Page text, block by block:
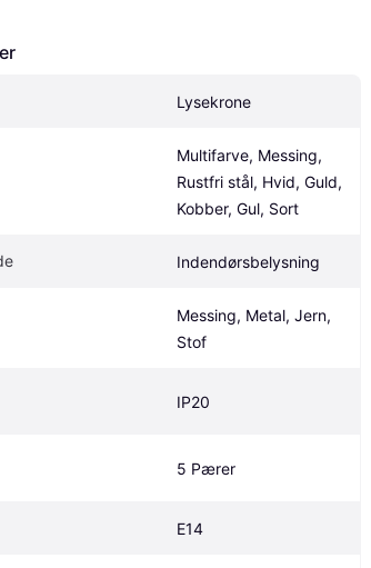
Lysekrone
Multifarve, Messing,
Rustfri stål, Hvid, Guld,
Kobber, Gul, Sort
Indendørsbelysning
Messing, Metal, Jern,
Stof
IP20
5 Pærer
E14